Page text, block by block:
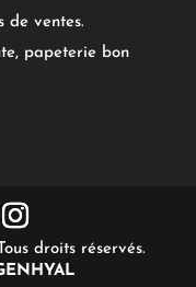
de ventes.
papeterie bon
droits réservés.